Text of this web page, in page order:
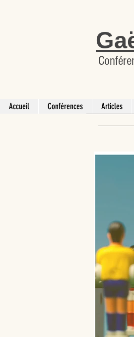
Accueil Conférences Articles